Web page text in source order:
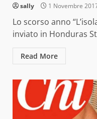
sally 1 Novembre
Lo scorso anno
inviato in Honduras
Read More